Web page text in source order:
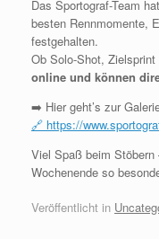
Das Sportograf-Team
besten Rennmomente,
festgehalten.
Ob Solo-Shot, Zielsprint
online und können
➡️ Hier geht’s zur
🔗 https://
Viel Spaß beim
Wochenende so
Veröffentlicht in